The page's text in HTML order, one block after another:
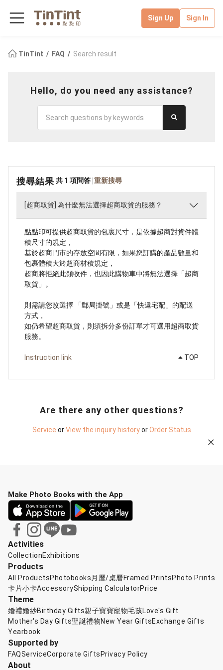
Sign Up Sign In
TinTint FAQ Search result
Hello, do you need any assistance?
搜尋結果 共 1 項問答 重新搜尋
[超商取貨] 為什麼無法選擇超商取貨的服務？
點點印可提供超商取貨的包裹尺寸，是依據超商對貨件體
積尺寸的規定，
基於超商門市的存放空間有限，如果您訂購的產品數量和
包裹體積大於超商材積規定，
超商將拒絕此類收件，也因此購物車中將無法選擇「超商
取貨」。
則需請您改選擇 「郵局掛號」或是「快遞宅配」的配送
方式，
如仍希望超商取貨，則須拆分多份訂單才可選用超商取貨
服務。
Instruction link TOP
Are there any other questions?
Service orView the inquiry historyorOrder Status
Activities
CollectionExhibitions
Products
All ProductsPhotobooks 月曆/桌曆 Framed PrintsPhoto Prints
卡片小卡AccessoryShipping CalculatorPrice
Theme
婚禮婚紗Birthday Gifts親子寶寶寵物毛孩Love's Gift
Mother's Day Gifts聖誕禮物New Year GiftsExchange Gifts
Yearbook
Supported by
FAQServiceCorporate Gifts Privacy Policy
About
Make Photo Books with the App